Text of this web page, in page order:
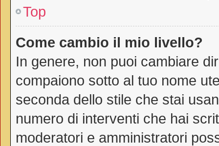
Top
Come cambio il mio livello?
In genere, non puoi cambiare
compaiono sotto al tuo nome
seconda dello stile che stai
numero di interventi che hai
moderatori e amministratori